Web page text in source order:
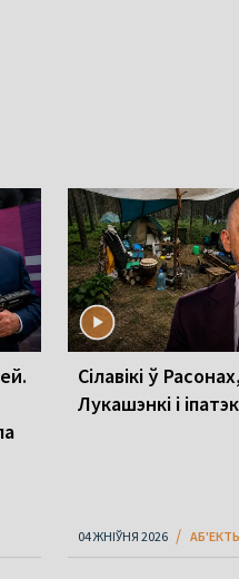
Сілавікі ў
Лукашэнкі і
04 ЖНІЎНЯ 2026